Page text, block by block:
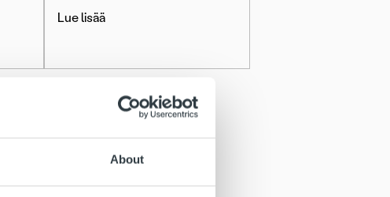
About
Lue lisää